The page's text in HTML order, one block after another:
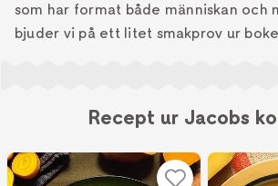
som har format både människan och
bjuder vi på ett litet smakprov ur
Recept ur Jacobs